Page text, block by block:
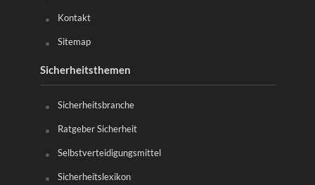
Kontakt
Sitemap
Sicherheitsthemen
Sicherheitsbranche
Ratgeber Sicherheit
Selbstverteidigungsmittel
Sicherheitslexikon